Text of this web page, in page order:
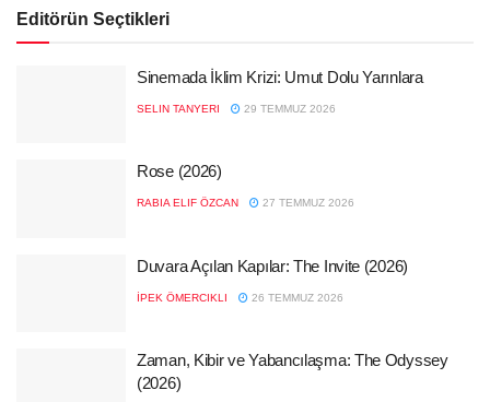
Editörün Seçtikleri
Sinemada İklim Krizi: Umut Dolu Yarınlara
SELIN TANYERI 29 TEMMUZ 2026
Rose (2026)
RABIA ELIF ÖZCAN 27 TEMMUZ 2026
Duvara Açılan Kapılar: The Invite (2026)
İPEK ÖMERCIKLI 26 TEMMUZ 2026
Zaman, Kibir ve Yabancılaşma: The Odyssey
(2026)